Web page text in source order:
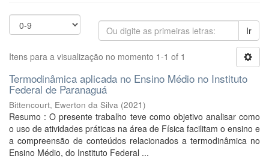
Ir
Itens para a visualização no momento 1-1 of 1
Termodinâmica aplicada no Ensino Médio no Instituto
Federal de Paranaguá
Bittencourt, Ewerton da Silva (2021)
Resumo : O presente trabalho teve como objetivo analisar como
o uso de atividades práticas na área de Física facilitam o ensino e
a compreensão de conteúdos relacionados a termodinâmica no
Ensino Médio, do Instituto Federal ...